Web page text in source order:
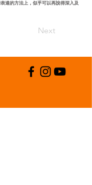
達的方法上，似乎可以再說得深入及
Next